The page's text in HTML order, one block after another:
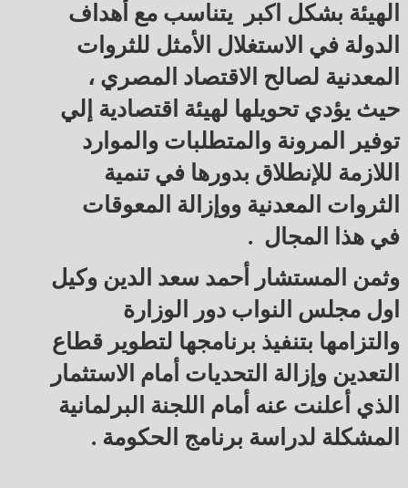
الهيئة بشكل اكبر يتناسب مع أهداف
الدولة في الاستغلال الأمثل للثروات
المعدنية لصالح الاقتصاد المصري ،
حيث يؤدي تحويلها لهيئة اقتصادية إلي
توفير المرونة والمتطلبات والموارد
اللازمة للإنطلاق بدورها في تنمية
الثروات المعدنية ووإزالة المعوقات
في هذا المجال .
وثمن المستشار أحمد سعد الدين وكيل
اول مجلس النواب دور الوزارة
والتزامها بتنفيذ برنامجها لتطوير قطاع
التعدين وإزالة التحديات أمام الاستثمار
الذي أعلنت عنه أمام اللجنة البرلمانية
المشكلة لدراسة برنامج الحكومة .